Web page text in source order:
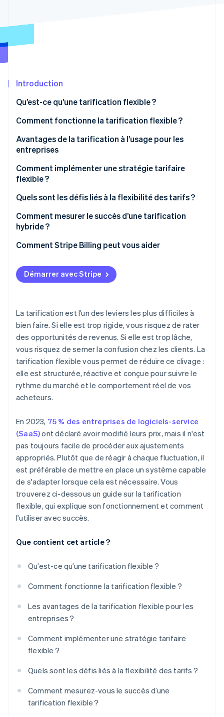
Radar
Atlas
Élimination du carbone
Vérification de l'identité
Découvrez comment Stripe construit l’infrastructure
Regarder la vidéo
Introduction
Qu’est-ce qu’une tarification flexible ?
Comment fonctionne la tarification flexible ?
Avantages de la tarification à l’usage pour les
entreprises
Capture de revenus
Comment implémenter une stratégie tarifaire
flexible ?
Étudiez le marché et fixez vos objectifs
Expérimentez de petits changements
Former votre équipe et vos clients
Investir dans les infrastructures
Quels sont les défis liés à la flexibilité des tarifs ?
Confusion en interne
Dommages causés à la relation client
Pression financière
Comment mesurer le succès d’une tarification
hybride ?
Comment Stripe Billing peut vous aider
Démarrer avec Stripe
La tarification est l’un des leviers les plus difficiles à
bien faire. Si elle est trop rigide, vous risquez de rater
des opportunités de revenus. Si elle est trop lâche,
vous risquez de semer la confusion chez les clients. La
tarification flexible vous permet de réduire ce clivage :
elle est structurée, réactive et conçue pour suivre le
rythme du marché et le comportement réel de vos
acheteurs.
En 2023, 75 % des entreprises de logiciels-service
(SaaS)ont déclaré avoir modifié leurs prix, mais il n'est
pas toujours facile de procéder aux ajustements
appropriés. Plutôt que de réagir à chaque fluctuation, il
est préférable de mettre en place un système capable
de s'adapter lorsque cela est nécessaire. Vous
trouverez ci-dessous un guide sur la tarification
flexible, qui explique son fonctionnement et comment
l'utiliser avec succès.
Que contient cet article ?
Qu’est-ce qu’une tarification flexible ?
Comment fonctionne la tarification flexible ?
Les avantages de la tarification flexible pour les
entreprises ?
Comment implémenter une stratégie tarifaire
flexible ?
Quels sont les défis liés à la flexibilité des tarifs ?
Comment mesurez-vous le succès d’une
tarification flexible ?